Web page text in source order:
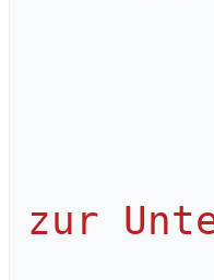
zur